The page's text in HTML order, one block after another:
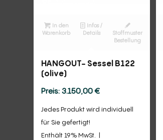
In den
Warenkorb
Infos /
Details
Stoffmuster
Bestellung
HANGOUT- Sessel B122
(olive)
3.150,00€
Jedes Produkt wird individuell
für Sie gefertigt!
Enthält 19% MwSt.